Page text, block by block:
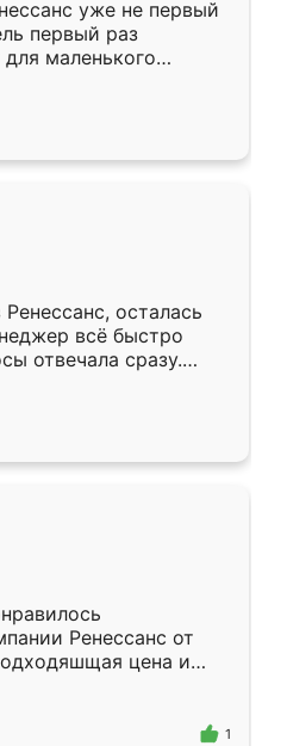
уже не первый
первый раз
маленького
,во второй раз
качеству очень
быстрая,
разнообразный.
то потребуется из
только здесь.
осталась
всё быстро
отвечала сразу.
подошёл к
Собрали
аккуратно, даже
Ренессанс от
цена и
Приехавший
Владислав
эскизу самый
1